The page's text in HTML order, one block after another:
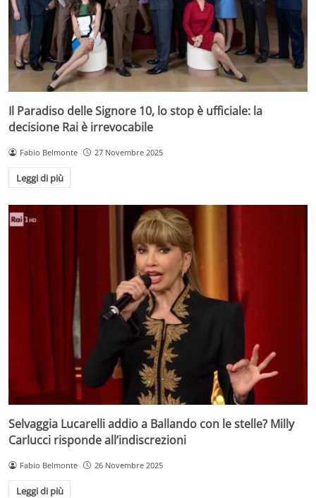
Il Paradiso delle Signore 10, lo stop è ufficiale: la
decisione Rai è irrevocabile
Fabio Belmonte 27 Novembre 2025
Leggi di più
Selvaggia Lucarelli addio a Ballando con le stelle? Milly
Carlucci risponde all’indiscrezioni
Fabio Belmonte 26 Novembre 2025
Leggi di più